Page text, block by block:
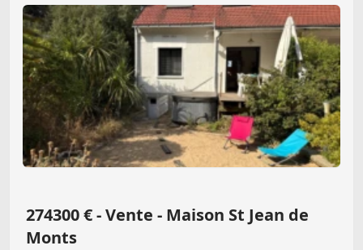
274300 € - Vente - Maison St Jean de
Monts